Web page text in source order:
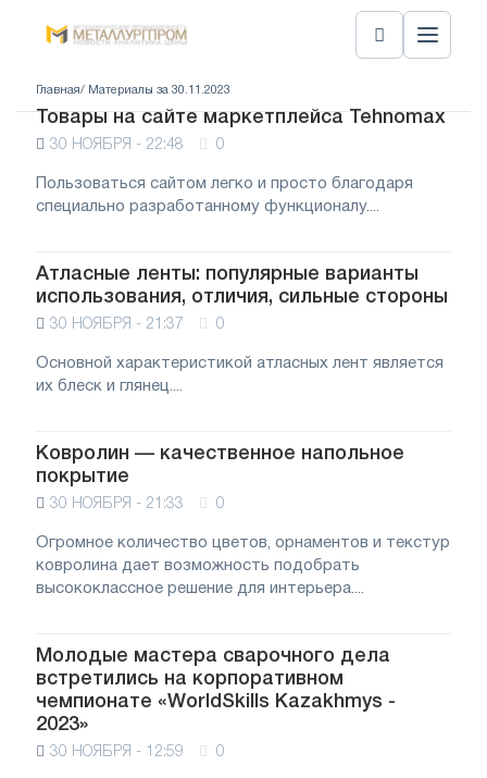
Главная/ Материалы за 30.11.2023
Товары на сайте маркетплейса Tehnomax
30 НОЯБРЯ - 22:48 0
Пользоваться сайтом легко и просто благодаря
специально разработанному функционалу....
Атласные ленты: популярные варианты
использования, отличия, сильные стороны
30 НОЯБРЯ - 21:37 0
Основной характеристикой атласных лент является
их блеск и глянец....
Ковролин — качественное напольное
покрытие
30 НОЯБРЯ - 21:33 0
Огромное количество цветов, орнаментов и текстур
ковролина дает возможность подобрать
высококлассное решение для интерьера....
Молодые мастера сварочного дела
встретились на корпоративном
чемпионате «WorldSkills Kazakhmys -
2023»
30 НОЯБРЯ - 12:59 0